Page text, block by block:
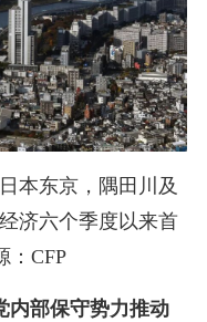
本东京，隅田川及
济六个季度以来首
：CFP
内部保守势力推动